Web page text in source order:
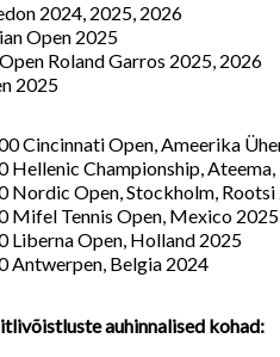
2024, 2025, 2026
Open 2025
Roland Garros 2025, 2026
2025
Cincinnati Open, Ameerika
Hellenic Championship,
Nordic Open, Stockholm, Rootsi
Mifel Tennis Open, Mexico 2025
Liberna Open, Holland 2025
Antwerpen, Belgia 2024
auhinnalised kohad: